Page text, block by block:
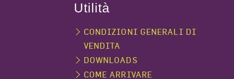
Utilità
CONDIZIONI GENERALI DI
VENDITA
DOWNLOADS
COME ARRIVARE